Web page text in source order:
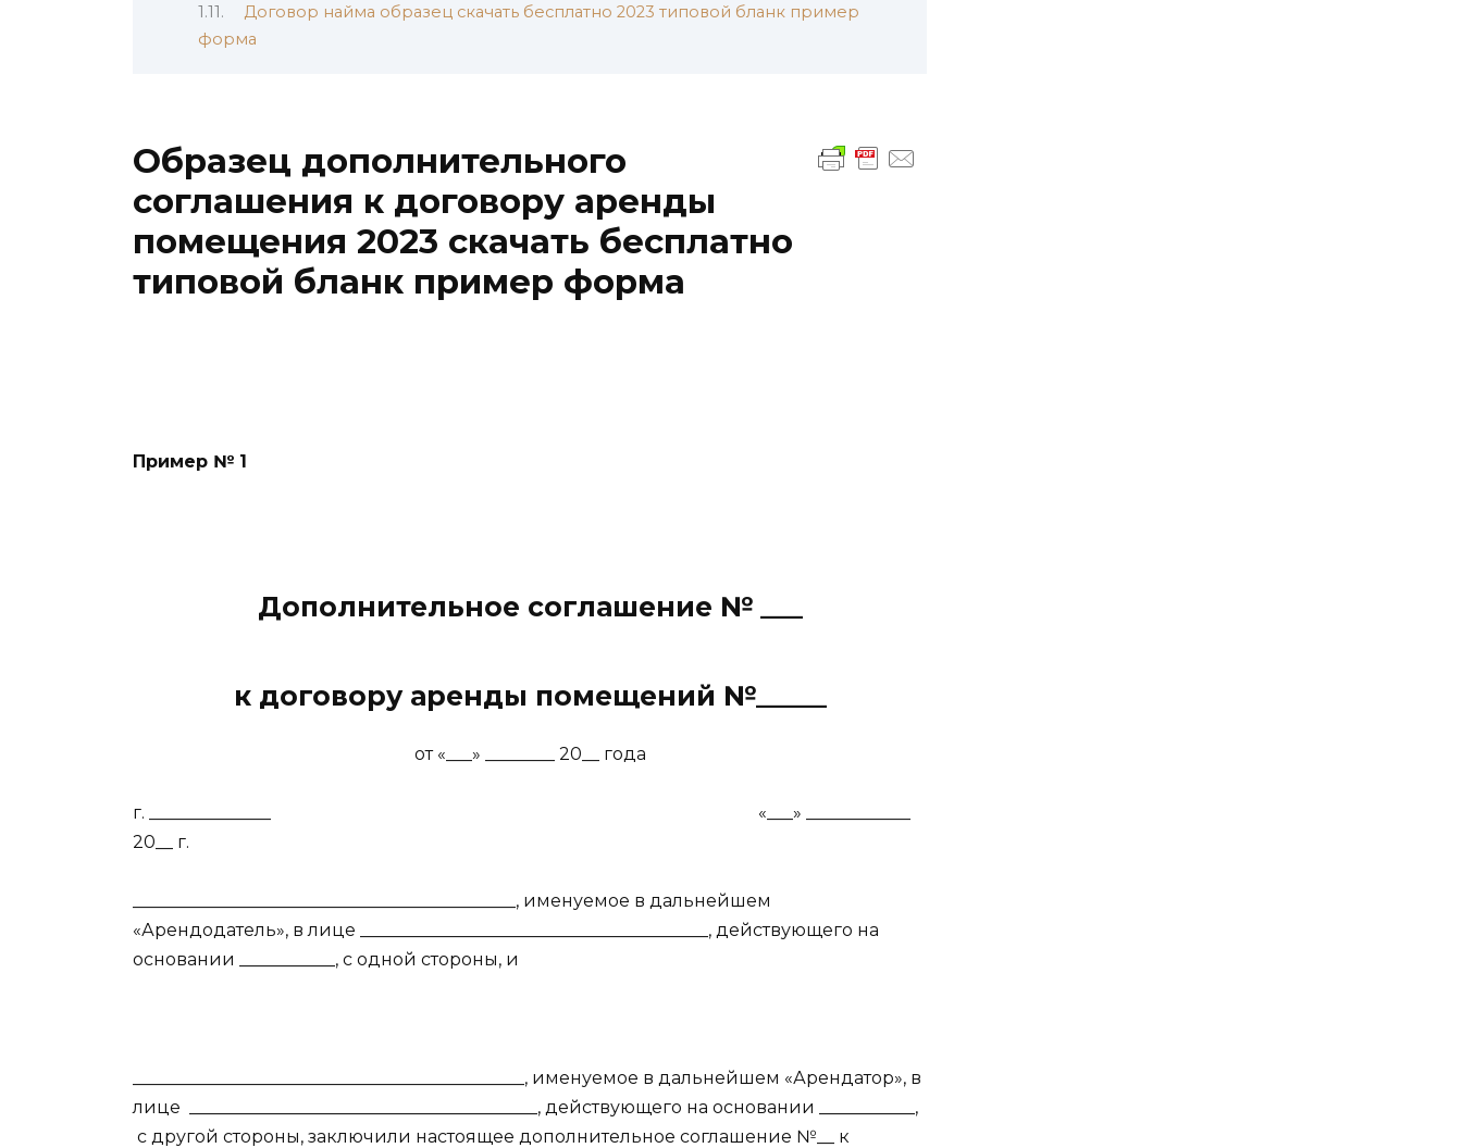
Договор найма образец скачать бесплатно 2023 типовой бланк пример
форма
Образец дополнительного
соглашения к договору аренды
помещения 2023 скачать бесплатно
типовой бланк пример форма
Пример № 1
Дополнительное соглашение № ___
к договору аренды помещений №_____
от «___» ________ 20__ года
г. ______________ «___» ____________
20__ г.
____________________________________________, именуемое в дальнейшем
«Арендодатель», в лице ________________________________________, действующего на
основании ___________, с одной стороны, и
_____________________________________________, именуемое в дальнейшем «Арендатор», в
лице ________________________________________, действующего на основании ___________,
с другой стороны, заключили настоящее дополнительное соглашение №__ к